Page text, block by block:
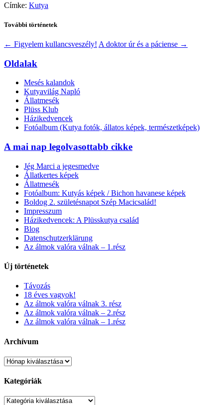
Címke: Kutya
További történetek
← Figyelem kullancsveszély! A doktor úr és a páciense →
Oldalak
Mesés kalandok
Kutyavilág Napló
Állatmesék
Plüss Klub
Házikedvencek
Fotóalbum (Kutya fotók, állatos képek, természetképek)
A mai nap legolvasottabb cikke
Jég Marci a jegesmedve
Állatkertes képek
Állatmesék
Fotóalbum: Kutyás képek / Bichon havanese képek
Boldog 2. születésnapot Szép Macicsalád!
Impresszum
Házikedvencek: A Plüsskutya család
Blog
Datenschutzerklärung
Az álmok valóra válnak – 1.rész
Új történetek
Távozás
18 éves vagyok!
Az álmok valóra válnak 3. rész
Az álmok valóra válnak – 2.rész
Az álmok valóra válnak – 1.rész
Archívum
Kategóriák